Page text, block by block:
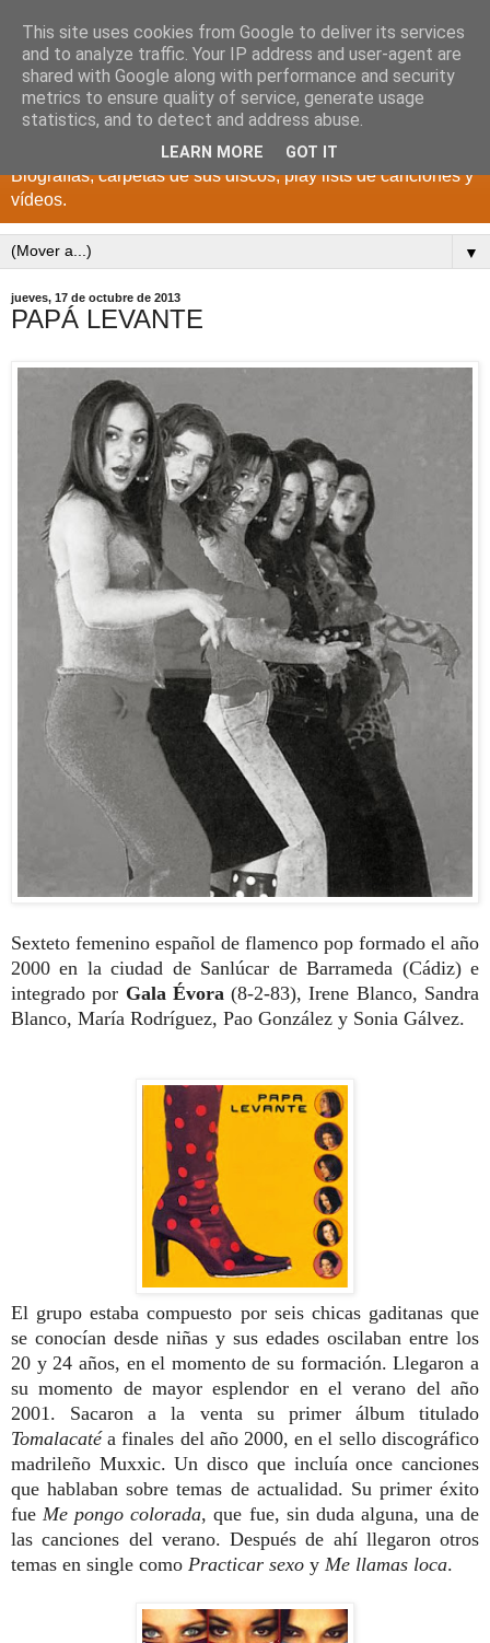
DISCOS PARA EL
RECUERDO
CANTANTES Y GRUPOS DE LOS AÑOS 1950 a 2022.
Biografías, carpetas de sus discos, play lists de canciones y
vídeos.
▼
jueves, 17 de octubre de 2013
PAPÁ LEVANTE
Sexteto femenino español de flamenco pop formado el año
2000 en la ciudad de Sanlúcar de Barrameda (Cádiz) e
integrado por Gala Évora(8-2-83),Irene Blanco, Sandra
Blanco, María Rodríguez, Pao González y Sonia Gálvez.
El grupo estaba compuesto por seis chicas gaditanas que
se conocían desde niñas y sus edades oscilaban entre los
20 y 24 años, en el momento de su formación.Llegaron a
su momento de mayor esplendor en el verano del año
2001. Sacaron a la venta su primer álbum titulado
Tomalacatéa finales del año 2000, en el sello discográfico
madrileño Muxxic. Un disco que incluía once canciones
que hablaban sobre temas de actualidad. Su primer éxito
fueMe pongo colorada, que fue, sin duda alguna, una de
las canciones del verano. Después de ahí llegaron otros
temas en single como Practicar sexo y Me llamas loca.
This site uses cookies from Google to deliver its services
and to analyze traffic. Your IP address and user-agent are
shared with Google along with performance and security
metrics to ensure quality of service, generate usage
statistics, and to detect and address abuse.
LEARN MORE GOT IT